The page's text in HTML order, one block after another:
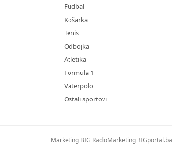
Fudbal
Košarka
Tenis
Odbojka
Atletika
Formula 1
Vaterpolo
Ostali sportovi
Marketing BIG RadioMarketing BIGportal.ba